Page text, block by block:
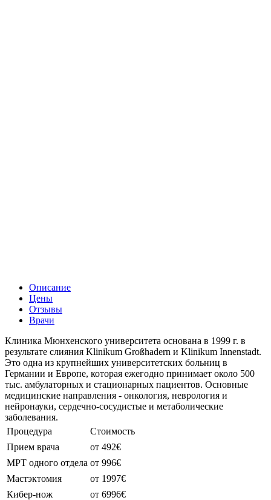
Описание
Цены
Отзывы
Врачи
Клиника Мюнхенского университета основана в 1999 г. в
результате слияния Klinikum Großhadern и Klinikum Innenstadt.
Это одна из крупнейших университетских больниц в
Германии и Европе, которая ежегодно принимает около 500
тыс. амбулаторных и стационарных пациентов. Основные
медицинские направления - онкология, неврология и
нейронауки, сердечно-сосудистые и метаболические
заболевания.
Процедура
Стоимость
Прием врача
от 492€
МРТ одного отдела от 996€
Мастэктомия
от 1997€
Кибер-нож
от 6996€